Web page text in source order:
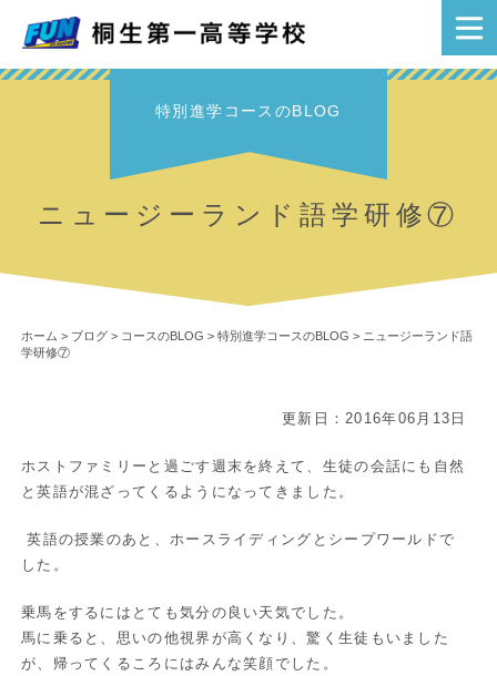
特別進学コースのBLOG
ニュージーランド語学研修⑦
ホーム > ブログ> コースのBLOG > 特別進学コースのBLOG > ニュージーランド語
学研修⑦
更新日：2016年06月13日
ホストファミリーと過ごす週末を終えて、生徒の会話にも自然
と英語が混ざってくるようになってきました。
英語の授業のあと、ホースライディングとシープワールドで
した。
乗馬をするにはとても気分の良い天気でした。
馬に乗ると、思いの他視界が高くなり、驚く生徒もいました
が、帰ってくるころにはみんな笑顔でした。